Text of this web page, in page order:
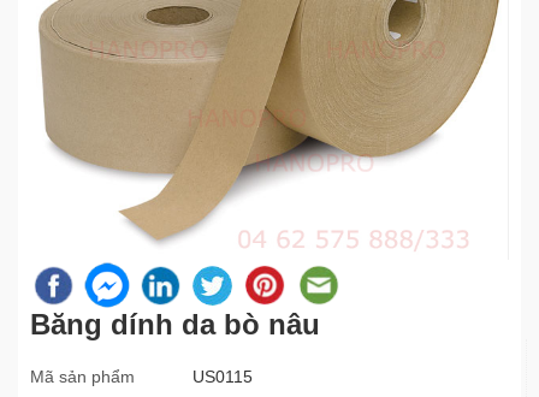
Băng dính da bò nâu
Mã sản phẩm
US0115